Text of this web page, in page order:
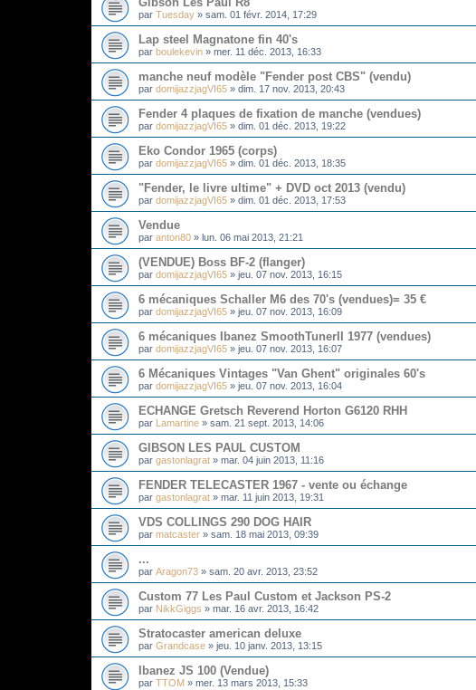
par Tuesday » sam. 01 févr. 2014, 17:29
Lap steel Magnatone fin 40's
par boulekevin » mer. 11 déc. 2013, 16:33
manche neuf modèle "Fender post CBS" (vendu)
par domijazzjagVI65 » dim. 17 nov. 2013, 20:43
Fender 4 plaques de fixation de manche (vendues)
par domijazzjagVI65 » dim. 01 déc. 2013, 19:22
Eko Condor 1965 (corps)
par domijazzjagVI65 » dim. 01 déc. 2013, 18:35
"Fender, le livre ultime" + DVD oct 2013 (vendu)
par domijazzjagVI65 » dim. 01 déc. 2013, 17:53
Vendue
par anton80 » lun. 06 mai 2013, 21:21
(VENDUE) Boss BF-2 (flanger)
par domijazzjagVI65 » jeu. 07 nov. 2013, 16:15
6 mécaniques Schaller M6 des 70's (vendues)= 35 €
par domijazzjagVI65 » jeu. 07 nov. 2013, 16:09
6 mécaniques Ibanez SmoothTunerII 1977 (vendues)
par domijazzjagVI65 » jeu. 07 nov. 2013, 16:07
6 Mécaniques Vintages "Van Ghent" originales 60's
par domijazzjagVI65 » jeu. 07 nov. 2013, 16:04
ECHANGE Gretsch Reverend Horton G6120 RHH
par Lamartine » sam. 21 sept. 2013, 14:06
GIBSON LES PAUL CUSTOM
par gastonlagrat » mar. 04 juin 2013, 11:16
FENDER TELECASTER 1967 - vente ou échange
par gastonlagrat » mar. 11 juin 2013, 19:31
VDS COLLINGS 290 DOG HAIR
par matcaster » sam. 18 mai 2013, 09:39
...
par Aragon73 » sam. 20 avr. 2013, 23:52
Custom 77 Les Paul Custom et Jackson PS-2
par NikkGiggs » mar. 16 avr. 2013, 16:42
Stratocaster american deluxe
par Grandcase » jeu. 10 janv. 2013, 13:15
Ibanez JS 100 (Vendue)
par TTOM » mer. 13 mars 2013, 15:33